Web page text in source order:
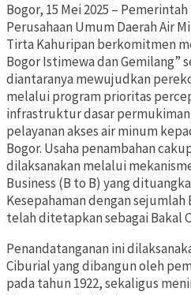
Bogor, 15 Mei 2025 –
Perusahaan Umum Daerah Air
Tirta Kahuripan berkomitmen
Bogor Istimewa dan Gemilang”
diantaranya mewujudkan
melalui program prioritas
infrastruktur dasar
pelayanan akses air minum
Bogor. Usaha penambahan
dilaksanakan melalui
Business (B to B) yang
Kesepahaman dengan sejumlah
telah ditetapkan sebagai Bakal
Penandatanganan ini
Ciburial yang dibangun oleh
pada tahun 1922, sekaligus